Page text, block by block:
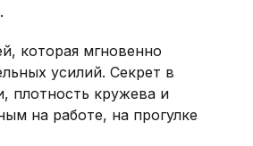
которая мгновенно
усилий. Секрет в
плотность кружева и
на работе, на прогулке